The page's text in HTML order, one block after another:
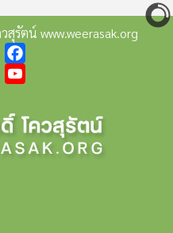
สุรัตน์ www.weerasak.org
Facebook